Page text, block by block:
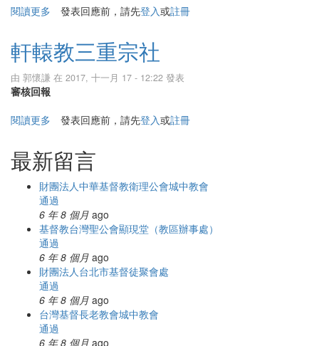
閱讀更多 關於三重先嗇宮
發表回應前，請先登入或註冊
軒轅教三重宗社
由 郭懷謙 在 2017, 十一月 17 - 12:22 發表
審核回報
閱讀更多 關於軒轅教三重宗社
發表回應前，請先登入或註冊
最新留言
財團法人中華基督教衛理公會城中教會
通過
6 年 8 個月 ago
基督教台灣聖公會顯現堂（教區辦事處）
通過
6 年 8 個月 ago
財團法人台北市基督徒聚會處
通過
6 年 8 個月 ago
台灣基督長老教會城中教會
通過
6 年 8 個月 ago